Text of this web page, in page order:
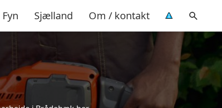
Fyn Sjælland Om / kontakt